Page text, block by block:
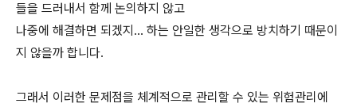
들을 드러내서 함께 논의하지 않고
나중에 해결하면 되겠지... 하는 안일한 생각으로 방치하기 때문이
지 않을까 합니다.
그래서 이러한 문제점을 체계적으로 관리할 수 있는 위험관리에